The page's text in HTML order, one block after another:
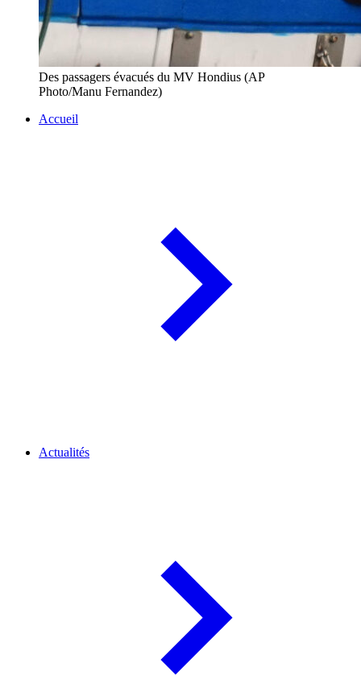
Des passagers évacués du MV Hondius (AP
Photo/Manu Fernandez)
Accueil
Actualités